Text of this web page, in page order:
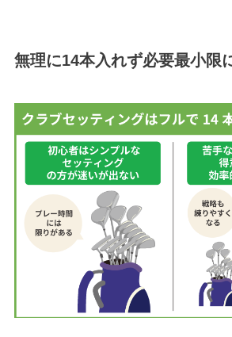
無理に14本入れず必要最小限